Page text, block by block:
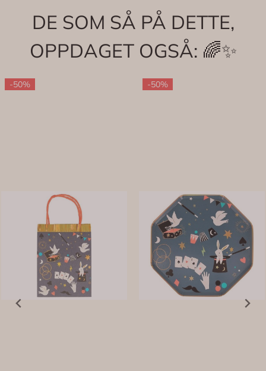
DE SOM SÅ PÅ DETTE,
OPPDAGET OGSÅ: 🌈✨
-50% -50%